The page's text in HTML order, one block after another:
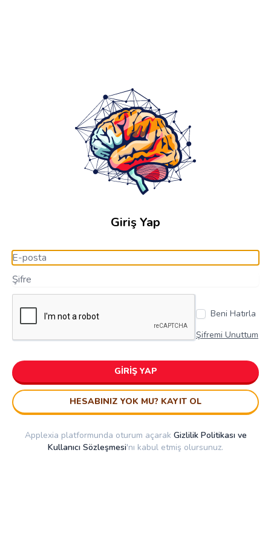
Giriş Yap
Beni Hatırla
Şifremi Unuttum
GIRIŞ YAP
HESABINIZ YOK MU? KAYIT OL
Applexia platformunda oturum açarak Gizlilik Politikası ve
Kullanıcı Sözleşmesi'nı kabul etmiş olursunuz.